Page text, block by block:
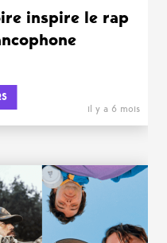
inspire le rap
il y a 6 mois